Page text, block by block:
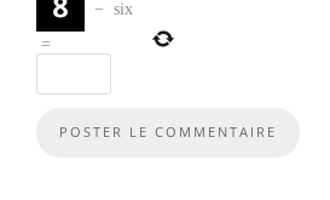
− six
=